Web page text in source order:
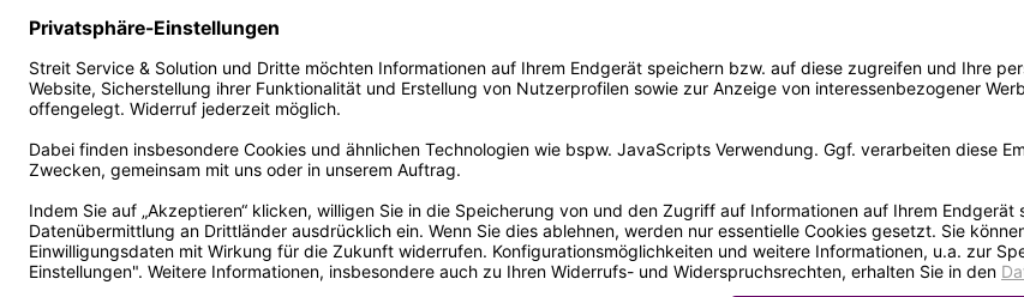
Elektronischer
Rechnungsversand
FAQ EUDR